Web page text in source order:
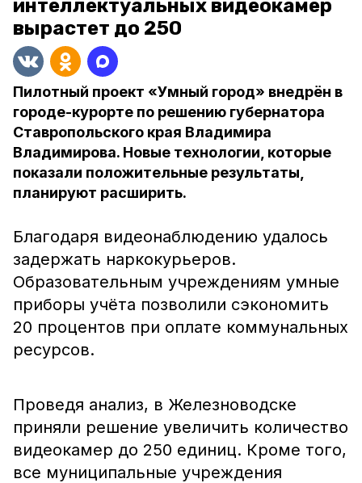
интеллектуальных видеокамер
вырастет до 250
Пилотный проект «Умный город» внедрён в
городе-курорте по решению губернатора
Ставропольского края Владимира
Владимирова. Новые технологии, которые
показали положительные результаты,
планируют расширить.
Благодаря видеонаблюдению удалось
задержать наркокурьеров.
Образовательным учреждениям умные
приборы учёта позволили сэкономить
20 процентов при оплате коммунальных
ресурсов.
Проведя анализ, в Железноводске
приняли решение увеличить количество
видеокамер до 250 единиц. Кроме того,
все муниципальные учреждения